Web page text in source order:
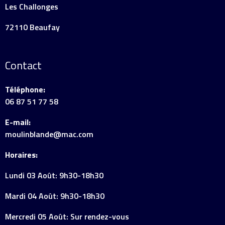
Les Challonges
72110 Beaufay
Contact
Téléphone:
06 87 51 77 58
E-mail:
moulinblande@mac.com
Horaires:
Lundi 03 Août: 9h30-18h30
Mardi 04 Août: 9h30-18h30
Mercredi 05 Août: Sur rendez-vous